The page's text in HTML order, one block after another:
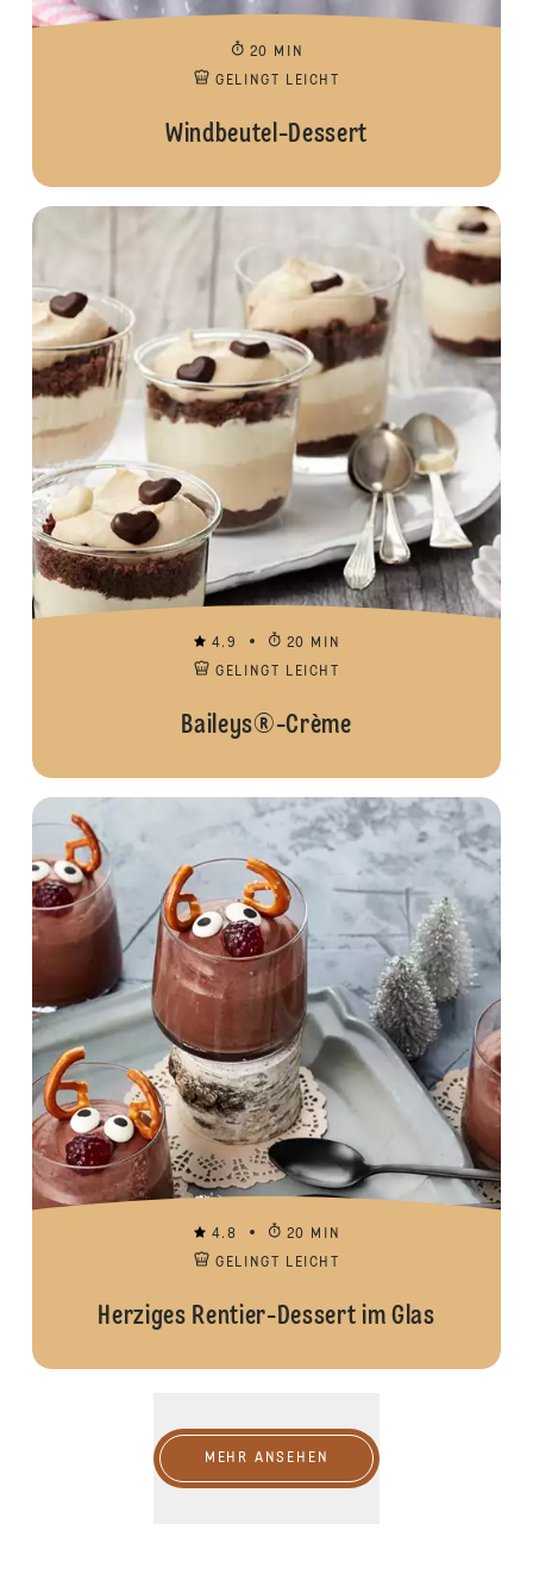
20 MIN
GELINGT LEICHT
Windbeutel-Dessert
4.9
20 MIN
GELINGT LEICHT
Baileys®-Crème
4.8
20 MIN
GELINGT LEICHT
Herziges Rentier-Dessert im Glas
MEHR ANSEHEN